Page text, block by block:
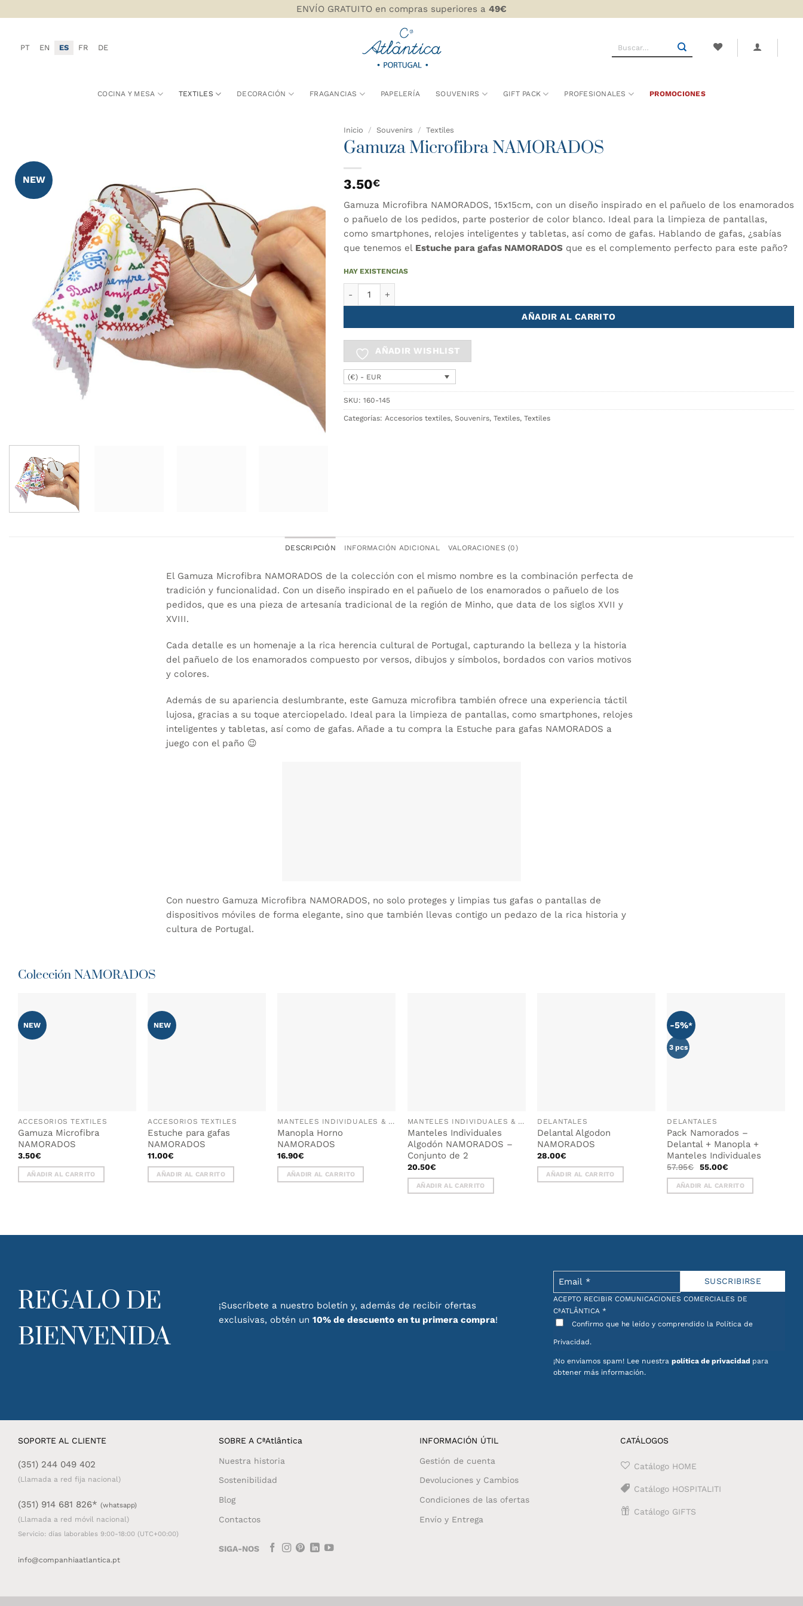
al
ENVÍO GRATUITO en compras superiores a 49€
PT EN ES FR DE
COCINA Y MESA TEXTILES DECORACIÓN FRAGANCIAS PAPELERÍA SOUVENIRS GIFT PACK PROFESIONALES PROMOCIONES
NEW
Inicio / Souvenirs / Textiles
Gamuza Microfibra NAMORADOS
3.50€
Gamuza Microfibra NAMORADOS, 15x15cm, con un diseño inspirado en el pañuelo de los enamorados
o pañuelo de los pedidos, parte posterior de color blanco. Ideal para la limpieza de pantallas,
como smartphones, relojes inteligentes y tabletas, así como de gafas. Hablando de gafas, ¿sabías
que tenemos el Estuche para gafas NAMORADOS que es el complemento perfecto para este paño?
HAY EXISTENCIAS
AÑADIR AL CARRITO
AÑADIR WISHLIST
(€) - EUR
SKU: 160-145
Categorías: Accesorios textiles, Souvenirs, Textiles, Textiles
DESCRIPCIÓN INFORMACIÓN ADICIONAL VALORACIONES (0)
El Gamuza Microfibra NAMORADOS de la colección con el mismo nombre es la combinación perfecta de
tradición y funcionalidad. Con un diseño inspirado en el pañuelo de los enamorados o pañuelo de los
pedidos, que es una pieza de artesanía tradicional de la región de Minho, que data de los siglos XVII y
XVIII.
Cada detalle es un homenaje a la rica herencia cultural de Portugal, capturando la belleza y la historia
del pañuelo de los enamorados compuesto por versos, dibujos y símbolos, bordados con varios motivos
y colores.
Además de su apariencia deslumbrante, este Gamuza microfibra también ofrece una experiencia táctil
lujosa, gracias a su toque aterciopelado. Ideal para la limpieza de pantallas, como smartphones, relojes
inteligentes y tabletas, así como de gafas. Añade a tu compra la Estuche para gafas NAMORADOS a
juego con el paño 😉
Con nuestro Gamuza Microfibra NAMORADOS, no solo proteges y limpias tus gafas o pantallas de
dispositivos móviles de forma elegante, sino que también llevas contigo un pedazo de la rica historia y
cultura de Portugal.
Colección NAMORADOS
NEW
ACCESORIOS TEXTILES
Gamuza Microfibra
NAMORADOS
3.50€
AÑADIR AL CARRITO
NEW
ACCESORIOS TEXTILES
Estuche para gafas
NAMORADOS
11.00€
AÑADIR AL CARRITO
MANTELES INDIVIDUALES & GUANTES DE HORNO
Manopla Horno
NAMORADOS
16.90€
AÑADIR AL CARRITO
MANTELES INDIVIDUALES & GUANTES DE HORNO
Manteles Individuales
Algodón NAMORADOS –
Conjunto de 2
20.50€
AÑADIR AL CARRITO
DELANTALES
Delantal Algodon
NAMORADOS
28.00€
AÑADIR AL CARRITO
-5%
3 pcs
DELANTALES
Pack Namorados –
Delantal + Manopla +
Manteles Individuales
57.95€ El
original
era:
55.00€El
actual
es:
AÑADIR AL CARRITO
REGALO DE
BIENVENIDA
¡Suscríbete a nuestro boletín y, además de recibir ofertas
exclusivas, obtén un 10% de descuento en tu primera compra!
ACEPTO RECIBIR COMUNICACIONES COMERCIALES DE
CªATLÂNTICA *
Confirmo que he leído y comprendido la Política de
Privacidad.
¡No enviamos spam! Lee nuestra política de privacidad para
obtener más información.
SOPORTE AL CLIENTE
(351) 244 049 402
(Llamada a red fija nacional)
(351) 914 681 826* (whatsapp)
(Llamada a red móvil nacional)
Servicio: días laborables 9:00-18:00 (UTC+00:00)
info@companhiaatlantica.pt
SOBRE A CªAtlântica
Nuestra historia
Sostenibilidad
Blog
Contactos
SIGA-NOS
INFORMACIÓN ÚTIL
Gestión de cuenta
Devoluciones y Cambios
Condiciones de las ofertas
Envío y Entrega
CATÁLOGOS
Catálogo HOME
Catálogo HOSPITALITI
Catálogo GIFTS